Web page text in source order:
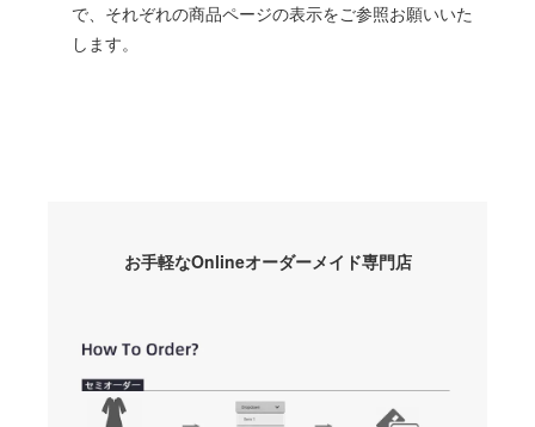
で、それぞれの商品ページの表示をご参照お願いいた
します。
お手軽なOnlineオーダーメイド専門店